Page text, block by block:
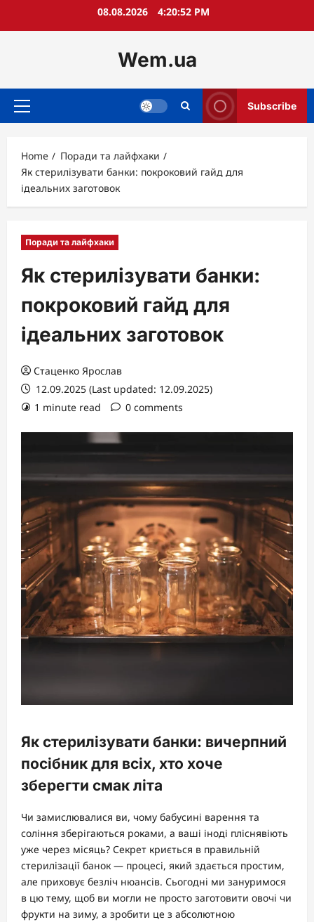
08.08.2026 4:20:53 PM
Wem.ua
Primary
Subscribe
Home
Поради та лайфхаки
Як стерилізувати банки: покроковий гайд для
ідеальних заготовок
Поради та лайфхаки
Як стерилізувати банки:
покроковий гайд для
ідеальних заготовок
Стаценко Ярослав
12.09.2025 (Last updated: 12.09.2025)
1 minute read
0 comments
Як стерилізувати банки: вичерпний
посібник для всіх, хто хоче
зберегти смак літа
Чи замислювалися ви, чому бабусині варення та
соління зберігаються роками, а ваші іноді пліснявіють
уже через місяць? Секрет криється в правильній
стерилізації банок — процесі, який здається простим,
але приховує безліч нюансів. Сьогодні ми зануримося
в цю тему, щоб ви могли не просто заготовити овочі чи
фрукти на зиму, а зробити це з абсолютною